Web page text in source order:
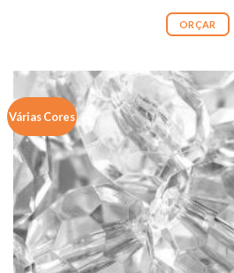
ORÇAR
Várias Cores